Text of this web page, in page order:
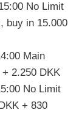
No Limit
buy in 15.000
Main
2.250 DKK
No Limit
+ 830